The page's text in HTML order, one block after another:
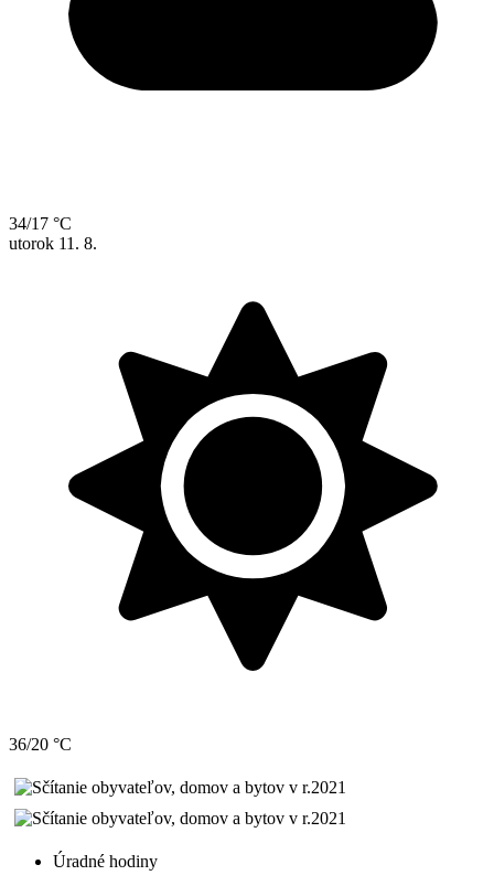
34/17 °C
utorok 11. 8.
36/20 °C
Úradné hodiny